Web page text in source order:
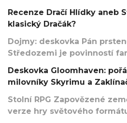
Recenze Dračí Hlídky aneb
klasický Dračák?
Dojmy: deskovka Pán
Středozemi je povinností
Deskovka Gloomhaven:
milovníky Skyrimu a
Stolní RPG Zapovězené
verze hry světového